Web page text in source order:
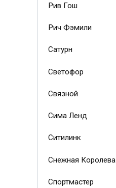
Рив Гош
Рич Фэмили
Сатурн
Светофор
Связной
Сима Ленд
Ситилинк
Снежная Королева
Спортмастер